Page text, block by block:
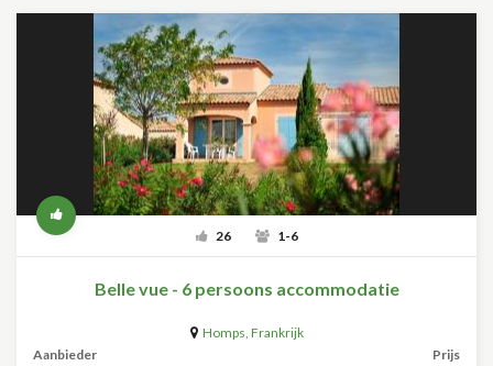
26 1-6
Belle vue - 6 persoons accommodatie
Homps, Frankrijk
Aanbieder
Prijs